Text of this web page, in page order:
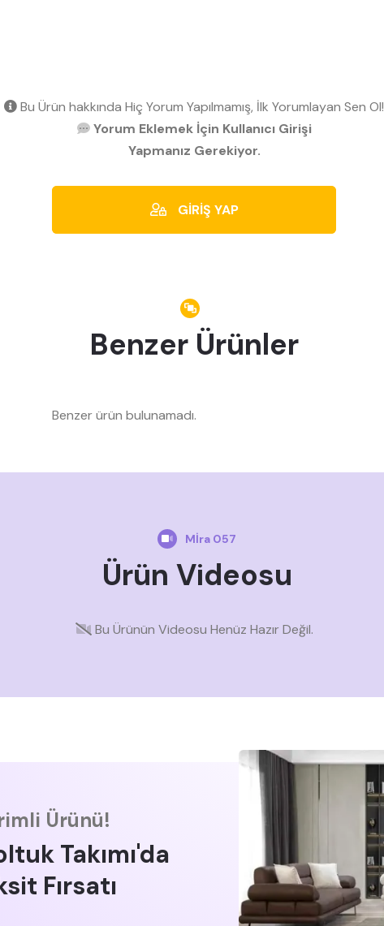
Bu Ürün hakkında Hiç Yorum Yapılmamış, İlk Yorumlayan Sen Ol!
Yorum Eklemek İçin Kullanıcı Girişi
Yapmanız Gerekiyor.
GİRİŞ YAP
Benzer Ürünler
Benzer ürün bulunamadı.
Mİra 057
Ürün Videosu
Bu Ürünün Videosu Henüz Hazır Değil.
Ürünü!
Takımı'da
Fırsatı